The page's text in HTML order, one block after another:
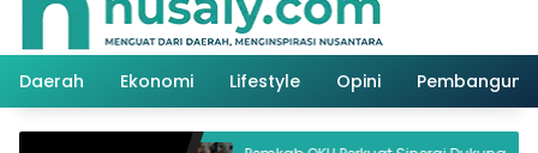
Daerah Ekonomi Lifestyle Opini